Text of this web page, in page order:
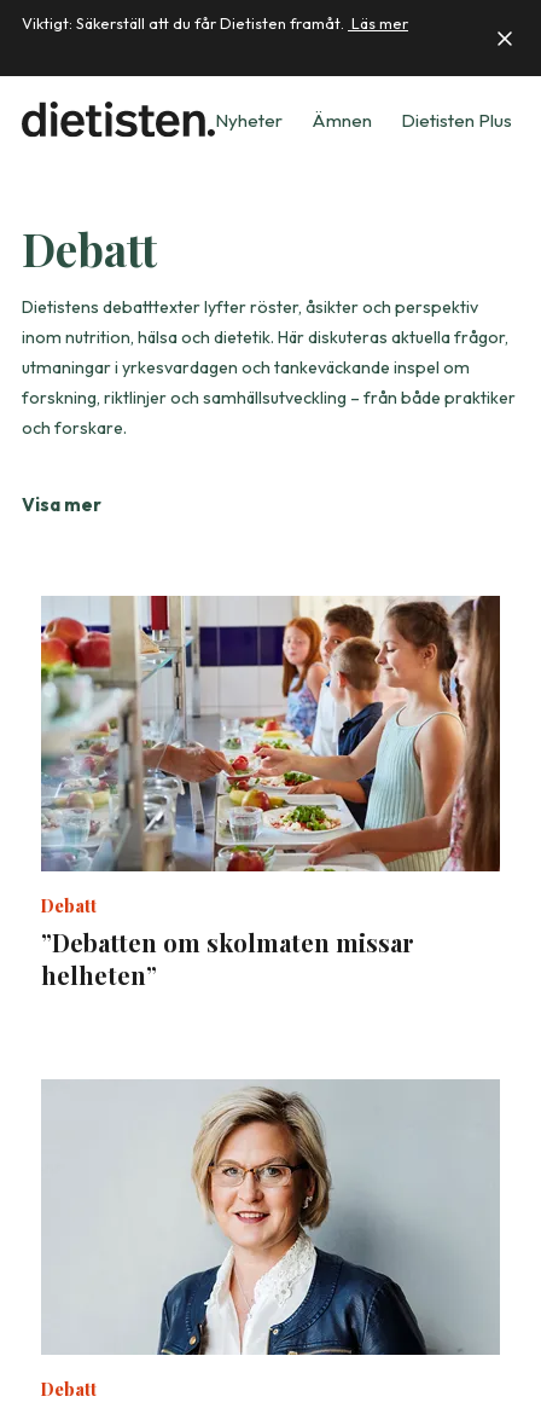
Viktigt: Säkerställ att du får Dietisten framåt. Läs mer
Nyheter Ämnen Dietisten Plus
Debatt
Dietistens debatttexter lyfter röster, åsikter och perspektiv
inom nutrition, hälsa och dietetik. Här diskuteras aktuella frågor,
utmaningar i yrkesvardagen och tankeväckande inspel om
forskning, riktlinjer och samhällsutveckling – från både praktiker
och forskare.
Visa mer
Debatt
”Debatten om skolmaten missar
helheten”
Debatt